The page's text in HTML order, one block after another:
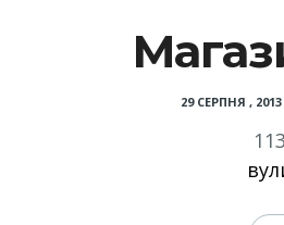
29 СЕРПНЯ , 2013